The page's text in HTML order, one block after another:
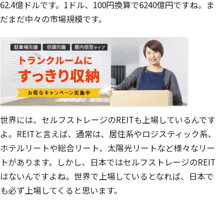
62.4億ドルです。1ドル、100円換算で6240億円ですね。ま
だまだ中々の市場規模です。
世界には、セルフストレージのREITも上場しているんです
よ。REITと言えば、通常は、居住系やロジスティック系、
ホテルリートや総合リート、太陽光リートなど様々なリー
トがあります。しかし、日本ではセルフストレージのREIT
はないんですよね。世界で上場しているとなれば、日本で
も必ず上場してくると思います。